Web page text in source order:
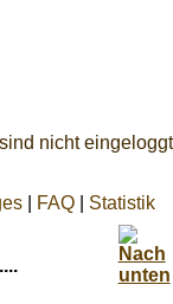
nicht eingeloggt
FAQ Statistik